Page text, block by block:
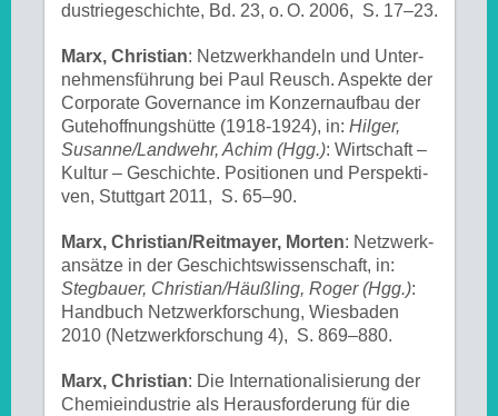
dustrie­ge­schich­te, Bd. 23, o. O. 2006, S. 17–23.
Marx, Christian: Netz­werk­han­deln und Un­ter­
neh­mens­füh­rung bei Paul Reusch. As­pek­te der
Cor­po­ra­te Go­ver­nan­ce im Kon­zern­auf­bau der
Gu­te­hoff­nungs­hüt­te (1918-1924), in: Hilger,
Susanne/Landwehr, Achim (Hgg.): Wirt­schaft –
Kul­tur – Ge­schich­te. Po­si­tio­nen und Per­spek­ti­
ven, Stuttgart 2011, S. 65–90.
Marx, Christian/Reitmayer, Morten: Netz­werk­
an­sät­ze in der Ge­schichts­wis­sen­schaft, in:
Stegbauer, Christian/Häußling, Roger (Hgg.):
Hand­buch Netz­werk­for­schung, Wiesbaden
2010 (Netzwerkforschung 4), S. 869–880.
Marx, Christian: Die Internationalisierung der
Chemieindustrie als Herausforderung für die